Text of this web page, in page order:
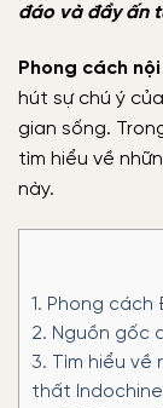
đáo và đầy ấn
Phong cách
hút sự chú ý
gian sống.
tìm hiểu về
này.
1. Phong cách
2. Nguồn gốc
3. Tìm hiểu
thất Indochine